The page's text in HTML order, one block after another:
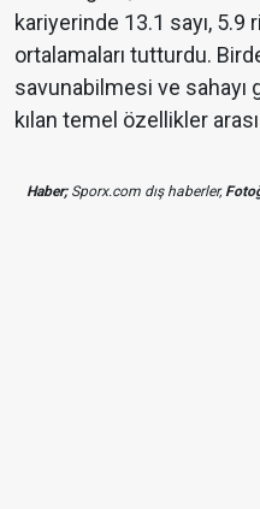
kariyerinde 13.1 sayı, 5.9
ortalamaları tutturdu.
savunabilmesi ve
kılan temel özellikler
Haber;Sporx.com dış haberler,